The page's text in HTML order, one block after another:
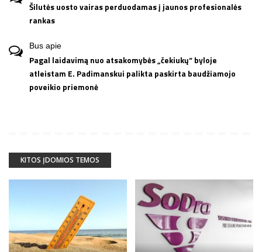
Šilutės uosto vairas perduodamas į jaunos profesionalės
rankas
Bus apie
Pagal laidavimą nuo atsakomybės „čekiukų“ byloje
atleistam E. Padimanskui palikta paskirta baudžiamojo
poveikio priemonė
KITOS ĮDOMIOS TEMOS